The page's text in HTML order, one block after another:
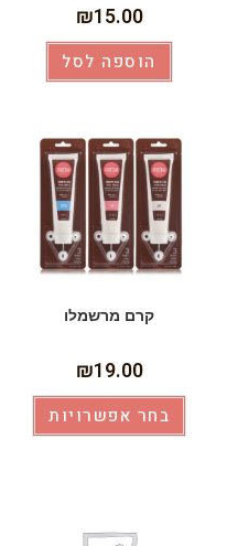
₪15.00
הוספה לסל
קרם מרשמלו
₪19.00
בחר אפשרויות